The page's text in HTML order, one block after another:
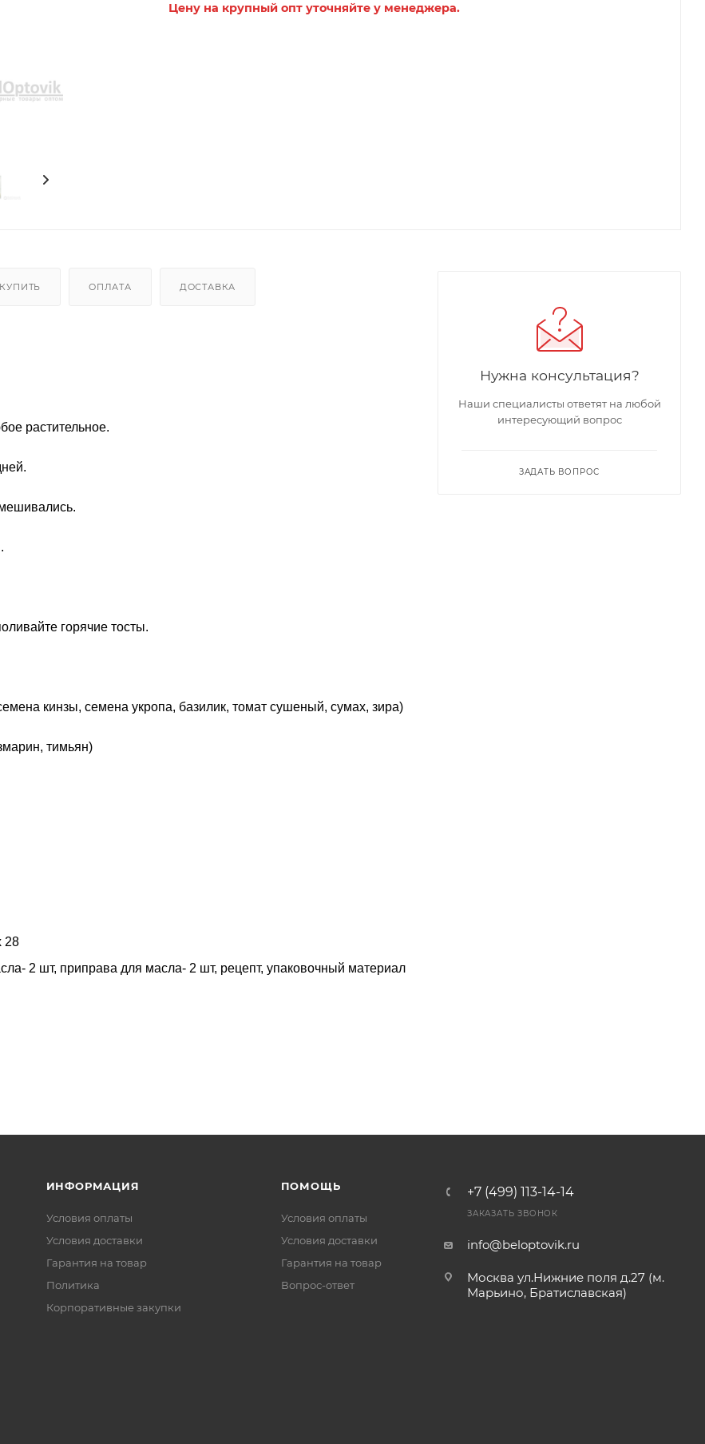
Цену на крупный опт уточняйте у менеджера.
ОПЛАТА ДОСТАВКА
растительное.
горячие тосты.
кинзы, семена укропа, базилик, томат сушеный, сумах, зира)
тимьян)
28
2 шт, приправа для масла- 2 шт, рецепт, упаковочный материал
Нужна консультация?
Наши специалисты ответят на любой
интересующий вопрос
ЗАДАТЬ ВОПРОС
ИНФОРМАЦИЯ
Условия оплаты
Условия доставки
Гарантия на товар
Политика
Корпоративные закупки
ПОМОЩЬ
Условия оплаты
Условия доставки
Гарантия на товар
Вопрос-ответ
+7 (499) 113-14-14
ЗАКАЗАТЬ ЗВОНОК
info@beloptovik.ru
Москва ул.Нижние поля д.27 (м.
Марьино, Братиславская)